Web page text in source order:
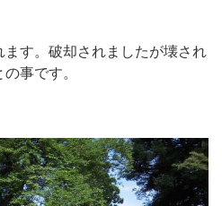
す。破却されましたが壊され
事です。